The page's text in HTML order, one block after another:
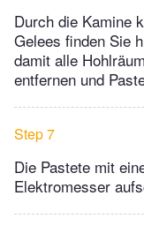
Durch die Kamine
Gelees finden Sie
damit alle
entfernen und
Step 7
Die Pastete mit
Elektromesser